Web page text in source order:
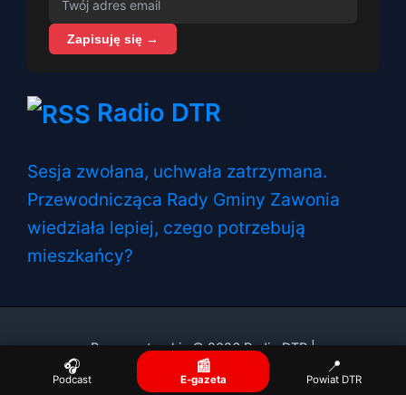
Zapisuję się →
Radio DTR
Sesja zwołana, uchwała zatrzymana.
Przewodnicząca Rady Gminy Zawonia
wiedziała lepiej, czego potrzebują
mieszkańcy?
Prawa autorskie © 2026 Radio DTR |
🎧
Podcast
📰
E-gazeta
📍
Powiat DTR